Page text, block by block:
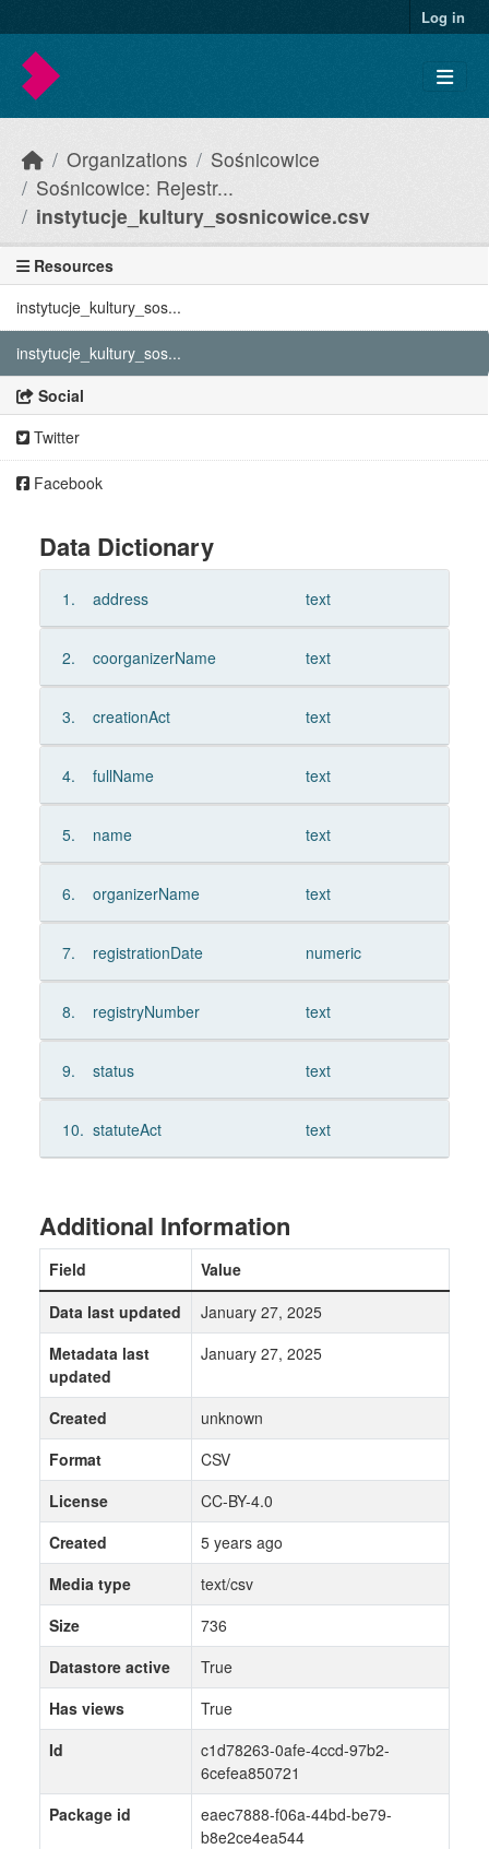
Log in
Organizations
Sośnicowice
Sośnicowice: Rejestr...
instytucje_kultury_sosnicowice.csv
Resources
instytucje_kultury_sos...
instytucje_kultury_sos...
Social
Twitter
Facebook
Data Dictionary
1. address text
2. coorganizerName text
3. creationAct text
4. fullName text
5. name text
6. organizerName text
7. registrationDate numeric
8. registryNumber text
9. status text
10. statuteAct text
Additional Information
Field
Value
Data last updated
January 27, 2025
Metadata last
updated
January 27, 2025
Created
unknown
Format
CSV
License
CC-BY-4.0
Created
5 years ago
Media type
text/csv
Size
736
Datastore active
True
Has views
True
Id
c1d78263-0afe-4ccd-97b2-
6cefea850721
Package id
eaec7888-f06a-44bd-be79-
b8e2ce4ea544